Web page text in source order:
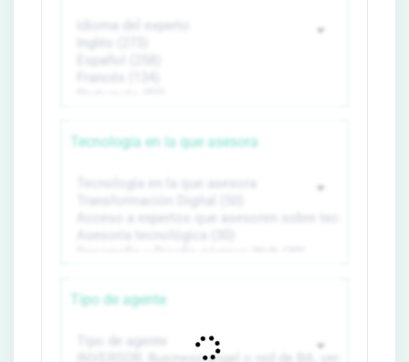
Tecnología en la que asesora
Tipo de agente